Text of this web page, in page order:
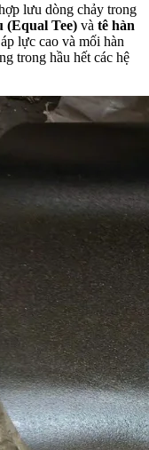
lưu dòng chảy trong
(Equal Tee) và tê hàn
lực cao và mối hàn
trong hầu hết các hệ